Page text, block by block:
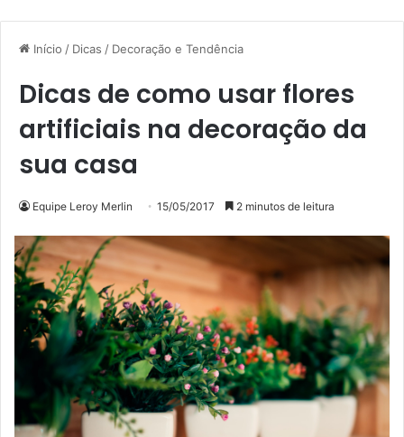
Início / Dicas / Decoração e Tendência
Dicas de como usar flores
artificiais na decoração da
sua casa
Equipe Leroy Merlin 15/05/2017 2 minutos de leitura